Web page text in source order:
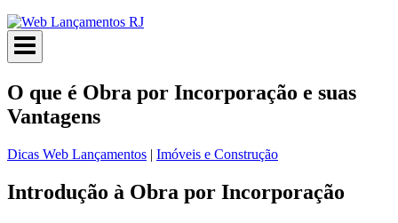
O que é Obra por Incorporação e suas
Vantagens
Dicas Web Lançamentos | Imóveis e Construção
Introdução à Obra por Incorporação